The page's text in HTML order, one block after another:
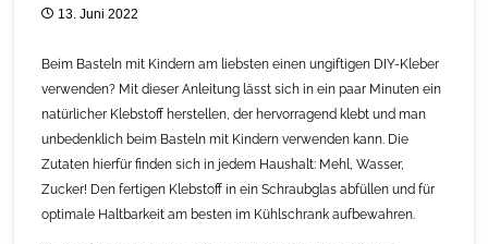
13. Juni 2022
Beim Basteln mit Kindern am liebsten einen ungiftigen DIY-Kleber
verwenden? Mit dieser Anleitung lässt sich in ein paar Minuten ein
natürlicher Klebstoff herstellen, der hervorragend klebt und man
unbedenklich beim Basteln mit Kindern verwenden kann. Die
Zutaten hierfür finden sich in jedem Haushalt: Mehl, Wasser,
Zucker! Den fertigen Klebstoff in ein Schraubglas abfüllen und für
optimale Haltbarkeit am besten im Kühlschrank aufbewahren.